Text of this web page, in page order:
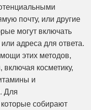
почту, или другие
могут включать
адреса для ответа.
этих методов,
включая косметику,
и
Для
которые собирают